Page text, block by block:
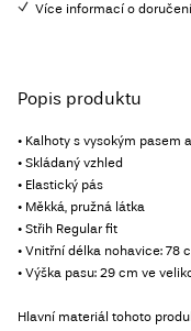
Více informací o
Popis produktu
• Kalhoty s vysokým pasem
• Skládaný vzhled
• Elastický pás
• Měkká, pružná látka
• Střih Regular fit
• Vnitřní délka nohavice: 78
• Výška pasu: 29 cm ve
Hlavní materiál tohoto